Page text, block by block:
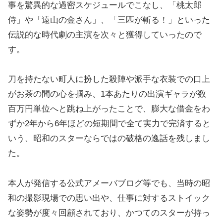
事を驚異的な過密スケジュールでこなし、「桃太郎
侍」や「遠山の金さん」、「三匹が斬る！」といった
伝説的な時代劇の主演を次々と獲得していったので
す。
刀を持たない町人に扮した殺陣や派手な衣装での口上
がお茶の間の心を掴み、1本あたりの出演ギャラが数
百万円単位へと跳ね上がったことで、膨大な借金をわ
ずか2年から6年ほどの短期間で全て実力で完済すると
いう、昭和のスターならではの破格の逸話を残しまし
た。
本人が発信する公式アメーバブログ等でも、当時の昭
和の撮影現場での思い出や、仕事に対するストイック
な姿勢が度々回顧されており、かつてのスターが持っ